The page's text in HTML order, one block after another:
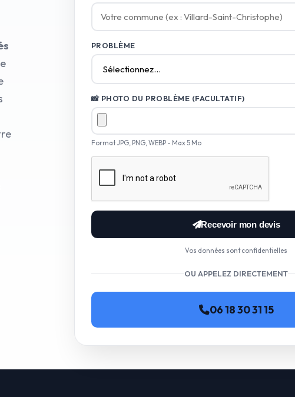
PROBLÈME
📸 PHOTO DU PROBLÈME (FACULTATIF)
Format JPG, PNG, WEBP - Max 5 Mo
Recevoir mon devis
Vos données sont confidentielles
OU APPELEZ DIRECTEMENT
06 18 30 31 15